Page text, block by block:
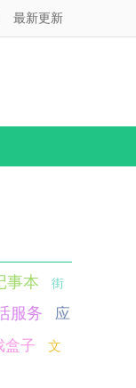
最新更新
事本 街
服务
应
盒子
文